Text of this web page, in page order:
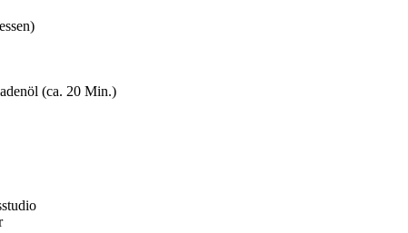
(ca. 20 Min.)